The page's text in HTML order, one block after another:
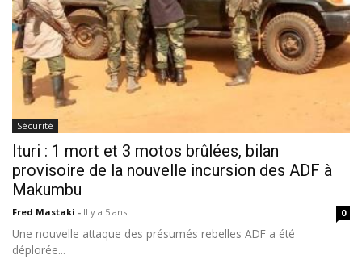
Sécurité
Ituri : 1 mort et 3 motos brûlées, bilan
provisoire de la nouvelle incursion des ADF à
Makumbu
Fred Mastaki - Il y a 5 ans 0
Une nouvelle attaque des présumés rebelles ADF a été
déplorée...